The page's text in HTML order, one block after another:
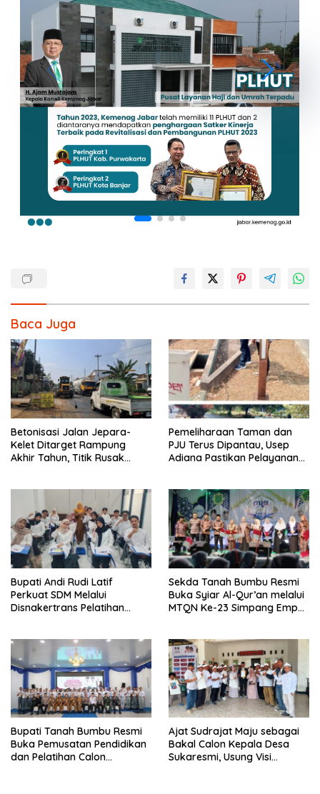
Baca Juga
Betonisasi Jalan Jepara-
Kelet Ditarget Rampung
Akhir Tahun, Titik Rusak
Pemeliharaan Taman dan
PJU Terus Dipantau, Usep
Adiana Pastikan Pelayanan
Bupati Andi Rudi Latif
Perkuat SDM Melalui
Disnakertrans Pelatihan
Sekda Tanah Bumbu Resmi
Buka Syiar Al-Qur’an melalui
MTQN Ke-23 Simpang Empat
Bupati Tanah Bumbu Resmi
Buka Pemusatan Pendidikan
dan Pelatihan Calon
Ajat Sudrajat Maju sebagai
Bakal Calon Kepala Desa
Sukaresmi, Usung Visi